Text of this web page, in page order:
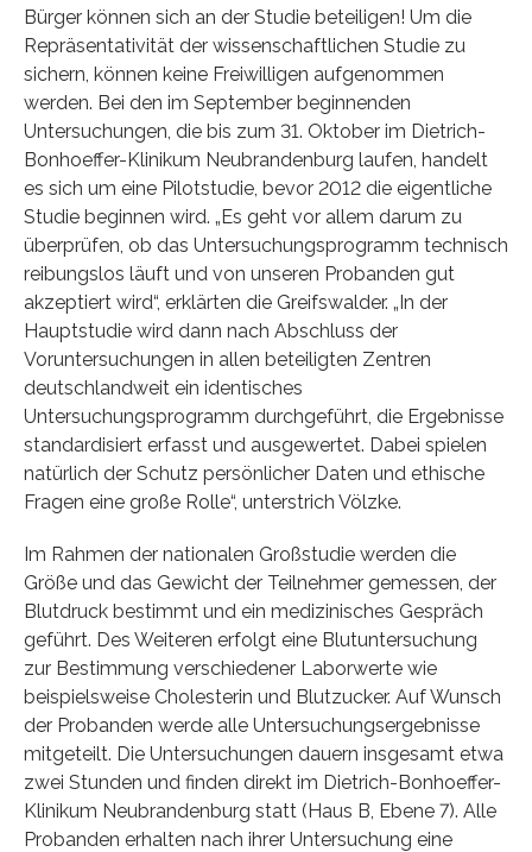
Bürger können sich an der Studie beteiligen! Um die
Repräsentativität der wissenschaftlichen Studie zu
sichern, können keine Freiwilligen aufgenommen
werden. Bei den im September beginnenden
Untersuchungen, die bis zum 31. Oktober im Dietrich-
Bonhoeffer-Klinikum Neubrandenburg laufen, handelt
es sich um eine Pilotstudie, bevor 2012 die eigentliche
Studie beginnen wird. „Es geht vor allem darum zu
überprüfen, ob das Untersuchungsprogramm technisch
reibungslos läuft und von unseren Probanden gut
akzeptiert wird“, erklärten die Greifswalder. „In der
Hauptstudie wird dann nach Abschluss der
Voruntersuchungen in allen beteiligten Zentren
deutschlandweit ein identisches
Untersuchungsprogramm durchgeführt, die Ergebnisse
standardisiert erfasst und ausgewertet. Dabei spielen
natürlich der Schutz persönlicher Daten und ethische
Fragen eine große Rolle“, unterstrich Völzke.
Im Rahmen der nationalen Großstudie werden die
Größe und das Gewicht der Teilnehmer gemessen, der
Blutdruck bestimmt und ein medizinisches Gespräch
geführt. Des Weiteren erfolgt eine Blutuntersuchung
zur Bestimmung verschiedener Laborwerte wie
beispielsweise Cholesterin und Blutzucker. Auf Wunsch
der Probanden werde alle Untersuchungsergebnisse
mitgeteilt. Die Untersuchungen dauern insgesamt etwa
zwei Stunden und finden direkt im Dietrich-Bonhoeffer-
Klinikum Neubrandenburg statt (Haus B, Ebene 7). Alle
Probanden erhalten nach ihrer Untersuchung eine